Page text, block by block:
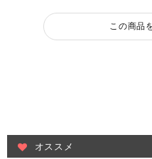
この商品
オススメ